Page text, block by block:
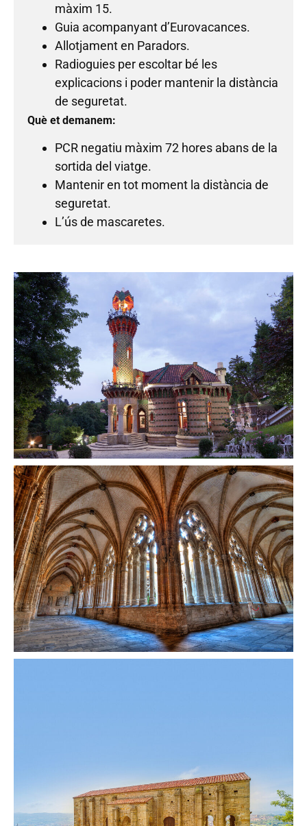
màxim 15.
Guia acompanyant d’Eurovacances.
Allotjament en Paradors.
Radioguies per escoltar bé les
explicacions i poder mantenir la distància
de seguretat.
Què et demanem:
PCR negatiu màxim 72 hores abans de la
sortida del viatge.
Mantenir en tot moment la distància de
seguretat.
L’ús de mascaretes.